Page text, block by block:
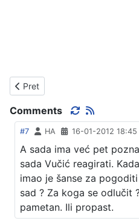
Prethodni članak: BORBA BEZ
Pret
Comments
#7 HA 16-01-2012 18:45
A sada ima već pet
sada Vučić reagirati.
imao je šanse za
sad ? Za koga se odlučit
pametan. Ili propast.